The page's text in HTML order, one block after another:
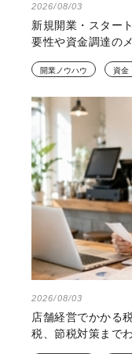
2026/08/03
新規開業・スター
要性や資金調達の
開業ノウハウ 資金
2026/08/03
店舗経営でかかる
税、節税対策まで